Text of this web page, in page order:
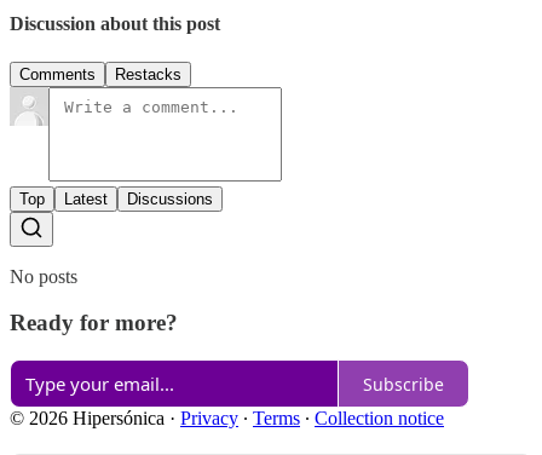
Discussion about this post
Comments Restacks
Top Latest Discussions
No posts
Ready for more?
Subscribe
© 2026 Hipersónica · Privacy ∙ Terms ∙ Collection notice